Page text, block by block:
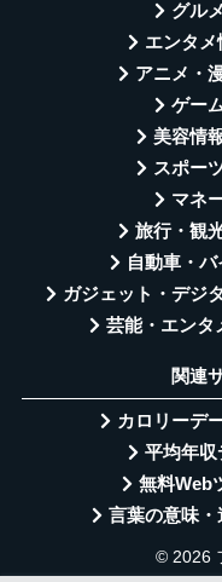
グル
エンタ
アニメ・
ゲー
美容情
スポー
マネ
旅行・観
自動車・
ガジェット・デジ
芸能・エンタ
関連
カロリーデ
平均年収
無料Web
言葉の意味
© 2026